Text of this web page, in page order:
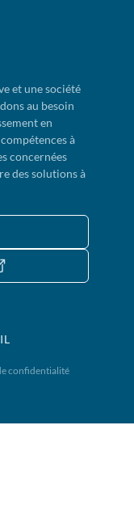
et une société
au besoin
en
à
concernées
des solutions à
confidentialité